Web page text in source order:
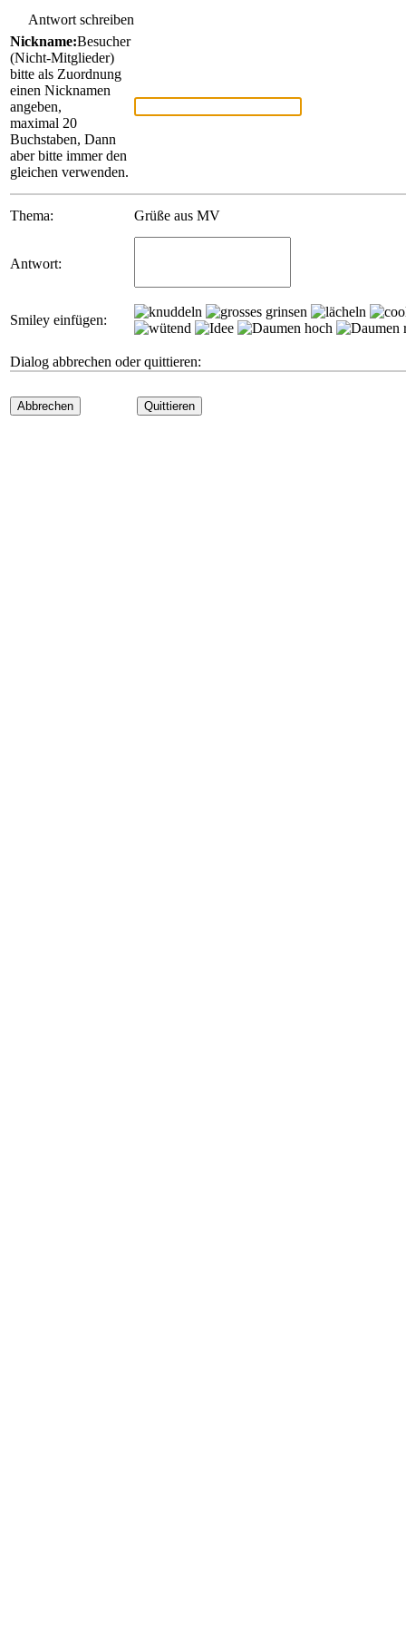
Antwort schreiben
Nickname:Besucher
(Nicht-Mitglieder)
bitte als Zuordnung
einen Nicknamen
angeben,
maximal 20
Buchstaben, Dann
aber bitte immer den
gleichen verwenden.
Thema: Grüße aus MV
Antwort:
Smiley einfügen:
Dialog abbrechen oder quittieren:
Abbrechen Quittieren